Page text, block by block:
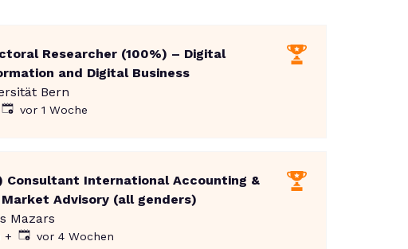
Researcher (100%) – Digital
and Digital Business
Bern
Veröffentlicht:
vor 1 Woche
Consultant International Accounting &
Advisory (all genders)
Mazars
+ Veröffentlicht:
vor 4 Wochen